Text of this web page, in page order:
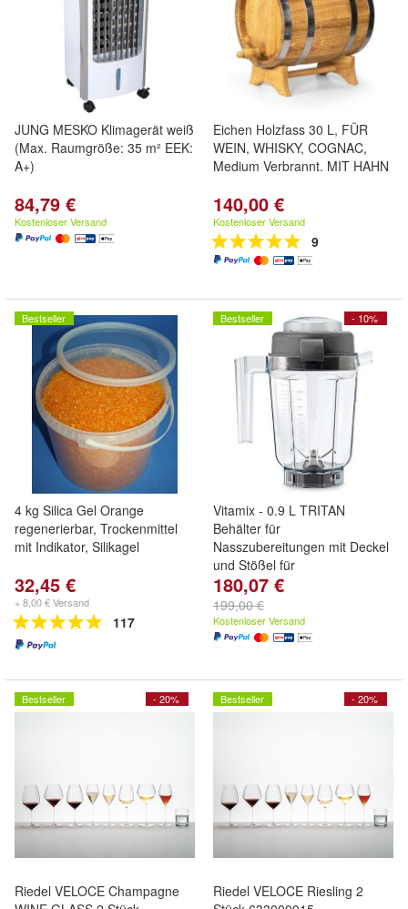
JUNG MESKO Klimagerät weiß
(Max. Raumgröße: 35 m² EEK:
A+)
84,79 €
Kostenloser Versand
Eichen Holzfass 30 L, FÜR
WEIN, WHISKY, COGNAC,
Medium Verbrannt. MIT HAHN
140,00 €
Kostenloser Versand
9
Bestseller
4 kg Silica Gel Orange
regenerierbar, Trockenmittel
mit Indikator, Silikagel
32,45 €
+ 8,00 € Versand
117
- 10%
Bestseller
Vitamix - 0.9 L TRITAN
Behälter für
Nasszubereitungen mit Deckel
und Stößel für
180,07 €
199,00 €
Kostenloser Versand
- 20%
Bestseller
Riedel VELOCE Champagne
- 20%
Bestseller
Riedel VELOCE Riesling 2